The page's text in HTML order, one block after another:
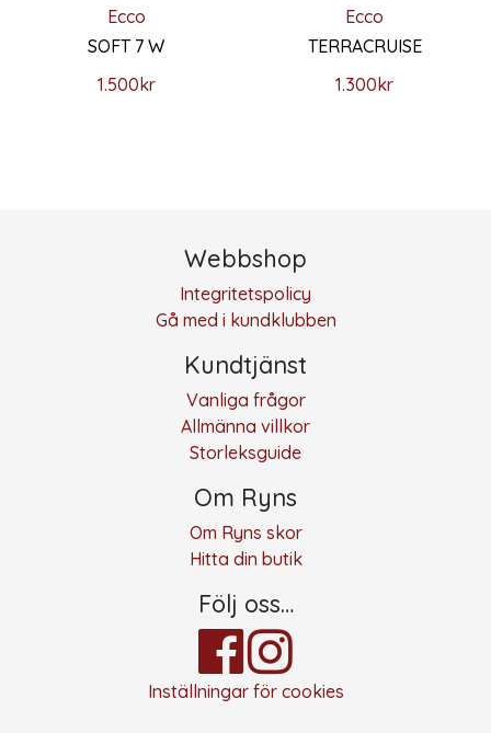
Ecco
SOFT 7 W
1.500kr
Ecco
TERRACRUISE
1.300kr
Webbshop
Integritetspolicy
Gå med i kundklubben
Kundtjänst
Vanliga frågor
Allmänna villkor
Storleksguide
Om Ryns
Om Ryns skor
Hitta din butik
Följ oss…
Inställningar för cookies